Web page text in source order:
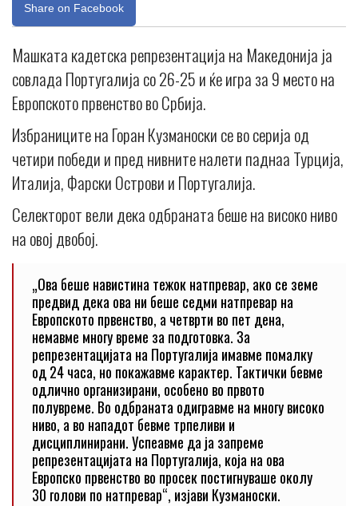
Share on Facebook
Машката кадетска репрезентација на Македонија ја
совлада Португалија со 26-25 и ќе игра за 9 место на
Европското првенство во Србија.
Избраниците на Горан Кузманоски се во серија од
четири победи и пред нивните налети паднаа Турција,
Италија, Фарски Острови и Португалија.
Селекторот вели дека одбраната беше на високо ниво
на овој двобој.
„Oва беше навистина тежок натпревар, ако се земе
предвид дека ова ни беше седми натпревар на
Европското првенство, а четврти во пет дена,
немавме многу време за подготовка. За
репрезентацијата на Португалија имавме помалку
од 24 часа, но покажавме карактер. Тактички бевме
одлично организирани, особено во првото
полувреме. Во одбраната одигравме на многу високо
ниво, а во нападот бевме трпеливи и
дисциплинирани. Успеавме да ја запреме
репрезентацијата на Португалија, која на ова
Европско првенство во просек постигнуваше околу
30 голови по натпревар“, изјави Кузманоски.